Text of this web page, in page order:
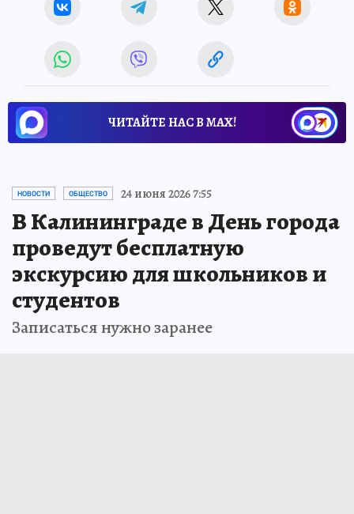
ЧИТАЙТЕ НАС В МАХ!
НОВОСТИ ОБЩЕСТВО 24 июня 2026 7:55
В Калининграде в День города
проведут бесплатную
экскурсию для школьников и
студентов
Записаться нужно заранее